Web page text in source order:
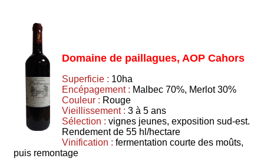
Domaine de paillagues, AOP Cahors
Superficie : 10ha
Encépagement : Malbec 70%, Merlot 30%
Couleur : Rouge
Vieillissement : 3 à 5 ans
Sélection : vignes jeunes, exposition sud-est.
Rendement de 55 hl/hectare
Vinification : fermentation courte des moûts,
puis remontage